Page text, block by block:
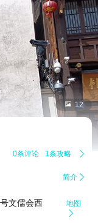
 12
0条评论 1条攻略 
简介 
文儒会西
地图
